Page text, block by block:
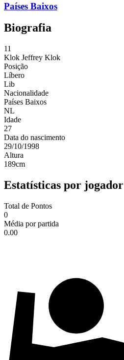
Países Baixos
Biografia
11
Klok Jeffrey Klok
Posição
Líbero
Lib
Nacionalidade
Países Baixos
NL
Idade
27
Data do nascimento
29/10/1998
Altura
189cm
Estatísticas por jogador
Total de Pontos
0
Média por partida
0.00